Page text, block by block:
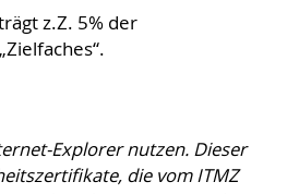
z.Z. 5% der
Explorer nutzen. Dieser
die vom ITMZ